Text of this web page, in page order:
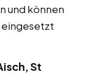
und können
eingesetzt
St